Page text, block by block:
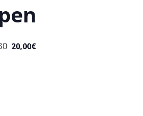
20,00€